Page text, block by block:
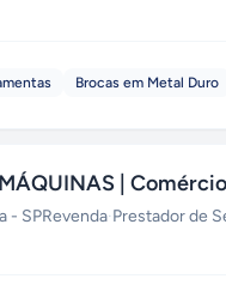
Brocas em Metal Duro
|
- SPRevenda·Prestador de